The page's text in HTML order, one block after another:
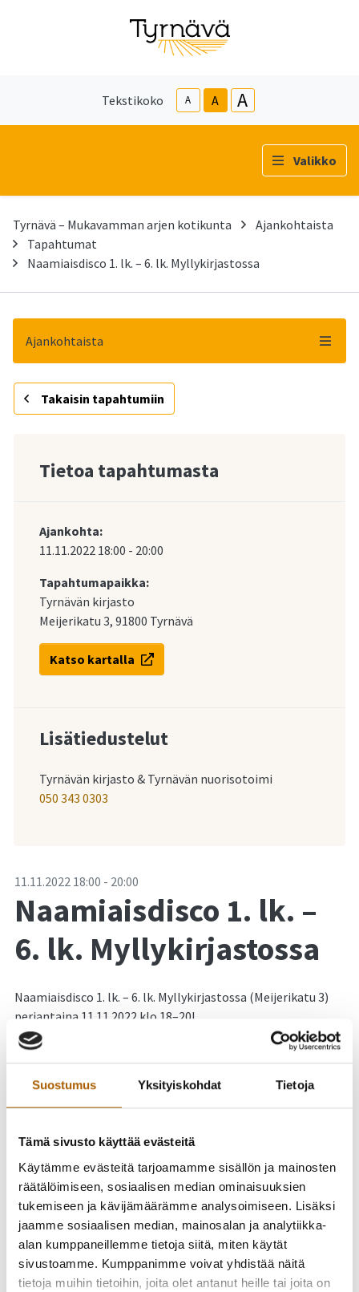
Suostumus Yksityiskohdat Tietoja
Tämä sivusto käyttää evästeitä
Käytämme evästeitä tarjoamamme sisällön ja mainosten
räätälöimiseen, sosiaalisen median ominaisuuksien
tukemiseen ja kävijämäärämme analysoimiseen. Lisäksi
jaamme sosiaalisen median, mainosalan ja analytiikka-
alan kumppaneillemme tietoja siitä, miten käytät
sivustoamme. Kumppanimme voivat yhdistää näitä
tietoja muihin tietoihin, joita olet antanut heille tai joita on
Tekstikoko A A A
Valikko
Tyrnävä – Mukavamman arjen kotikunta
Ajankohtaista
Tapahtumat
Naamiaisdisco 1. lk. – 6. lk. Myllykirjastossa
Ajankohtaista
Takaisin tapahtumiin
Tietoa tapahtumasta
Ajankohta:
11.11.2022 18:00 - 20:00
Tapahtumapaikka:
Tyrnävän kirjasto
Meijerikatu 3, 91800 Tyrnävä
Katso kartalla
Lisätiedustelut
Tyrnävän kirjasto & Tyrnävän nuorisotoimi
050 343 0303
-11.11.2022 18:00 - 20:00
Naamiaisdisco 1. lk. –
6. lk. Myllykirjastossa
Naamiaisdisco 1. lk. – 6. lk. Myllykirjastossa (Meijerikatu 3)
perjantaina 11.11.2022 klo 18–20!
Luvassa mm. musiikkia ja tanssia, tietovisa, noita
Paikan päällä Kuulammen koulun yrittäjyysluokan pitämä
kioski, joten varaa halutessasi taskurahaa mukaan!
Tervetuloa!